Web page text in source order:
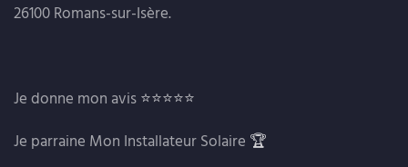
26100 Romans-sur-Isère.
Je donne mon avis⭐⭐⭐⭐⭐
Je parraine Mon Installateur Solaire 🏆